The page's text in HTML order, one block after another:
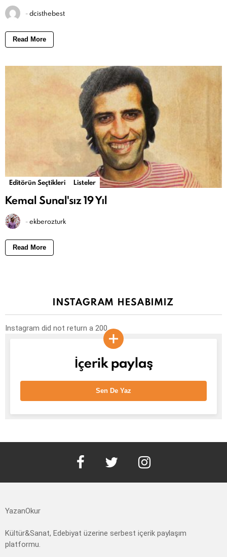
-dcisthebest
Read More
Editörün Seçtikleri Listeler
Kemal Sunal'sız 19 Yıl
-ekberozturk
Read More
INSTAGRAM HESABIMIZ
Instagram did not return a 200.
İçerik paylaş
Sen De Yaz
YazanOkur
Kültür&Sanat, Edebiyat üzerine serbest içerik paylaşım
platformu.